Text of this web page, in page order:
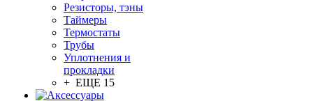
Резисторы, тэны
Таймеры
Термостаты
Трубы
Уплотнения и
прокладки
+ ЕЩЕ 15